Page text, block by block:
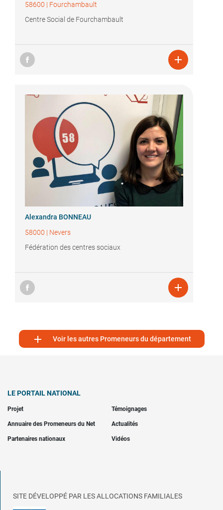
58600 | Fourchambault
Centre Social de Fourchambault

Alexandra BONNEAU
58000 | Nevers
Fédération des centres sociaux

 Voir les autres Promeneurs du département
LE PORTAIL NATIONAL
Projet Témoignages
Annuaire des Promeneurs du Net Actualités
Partenaires nationaux Vidéos
SITE DÉVELOPPÉ PAR LES ALLOCATIONS FAMILIALES